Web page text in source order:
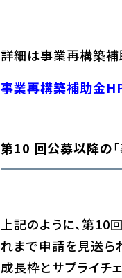
詳細は事業再構築補
事業再構築補助金
第10 回公募以降の
上記のように、第
れまで申請を見送ら
成長枠とサプライチ